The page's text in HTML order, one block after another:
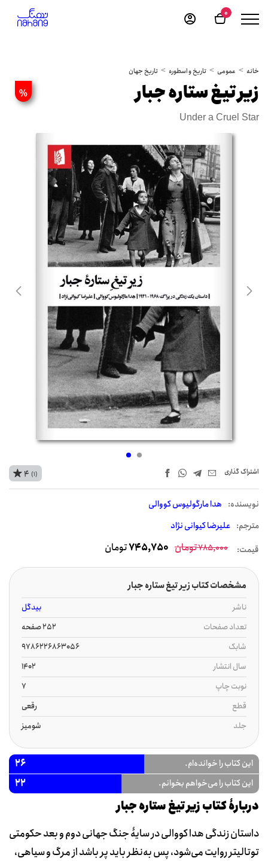
0
خانه عمومی تاریخ و اسطوره تاریخ جهان
% زیر تیغ ستاره جبار
Under a Cruel Star
اشتراک‌ گذاری
نويسنده: هدا مارگولیوس کووالی
مترجم: علیرضا کیوانی نژاد
4 (1)
قیمت: 785,000تومان 745,750تومان
مشخصات کتاب زیر تیغ ستاره جبار
ناشر
بیدگل
تعداد صفحات
252 صفحه
شابک
9786226863056
سال انتشار
1402
نوبت چاپ
7
قطع
رقعی
جلد
شومیز
این کتاب را خوانده‌ام. 26
این کتاب را می‌خواهم بخوانم. 22
دربارۀ کتاب زیر تیغ ستاره جبار
داستان زندگی هدا کووالی در سایۀ جنگ جهانی دوم و بعد حکومتی
توتالیتر روایت می‌شود، پس به‌نظر باید پر باشد از مرگ و سیاهی،